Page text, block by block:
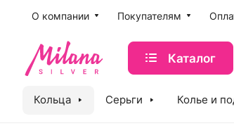
O компании Покупателям
Каталог
Кольца Серьги Колье и